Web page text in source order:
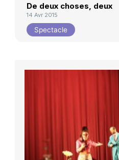
De deux choses, deux
14 Avr 2015
Spectacle